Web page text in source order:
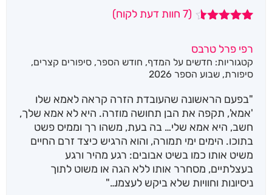
5 מבוסס
עלדירוגים
של לקוחות
(
7 חוות דעת לקוח)
רפי פרל טרבס
קטגוריות: חדשים על המדף, חודש הספר, סיפורים קצרים,
סיפורת, שבוע הספר 2026
"בפעם הראשונה שהעובדת הזרה קראה לאמא שלו
'אמא', תקפה את הבן תחושה מוזרה. היא לא אמא שלך,
חשב, היא אמא שלי… בה בעת, משהו רך וממיס פשט
בתוכו. הימים ימי תמורה, והוא הרגיש כיצד זרם החיים
משיט אותו כמו בשיט אבובים: רגע מהיר ורגע
בעצלתיים, מסחרר אותו ללא הגה או משוט לתוך
ניסיונות וחוויות שלא ביקש לעצמו…"